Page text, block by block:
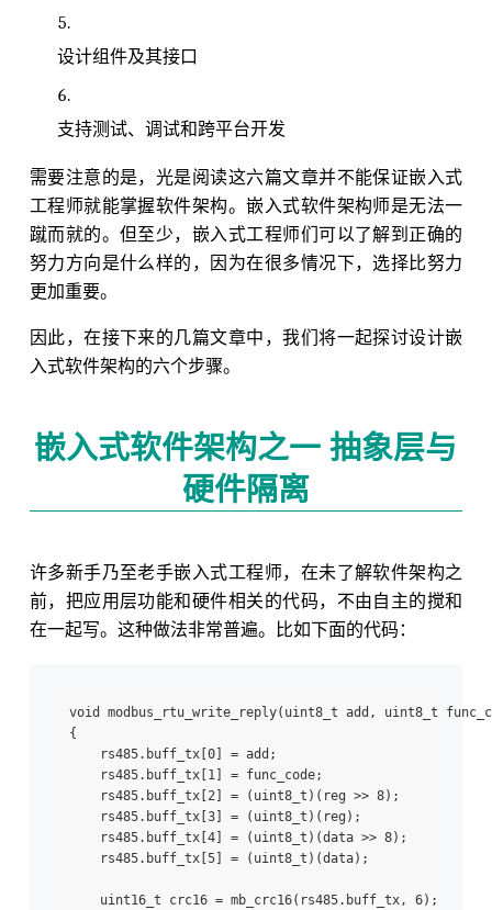
设计组件及其接口
支持测试、调试和跨平台开发
需要注意的是，光是阅读这六篇文章并不能保证嵌入式
工程师就能掌握软件架构。嵌入式软件架构师是无法一
蹴而就的。但至少，嵌入式工程师们可以了解到正确的
努力方向是什么样的，因为在很多情况下，选择比努力
更加重要。
因此，在接下来的几篇文章中，我们将一起探讨设计嵌
入式软件架构的六个步骤。
嵌入式软件架构之一 抽象层与
硬件隔离
许多新手乃至老手嵌入式工程师，在未了解软件架构之
前，把应用层功能和硬件相关的代码，不由自主的搅和
在一起写。这种做法非常普遍。比如下面的代码：
void modbus_rtu_write_reply(uint8_t add, uint8_t
{
rs485.buff_tx[0] = add;
rs485.buff_tx[1] = func_code;
rs485.buff_tx[2] = (uint8_t)(reg >> 8);
rs485.buff_tx[3] = (uint8_t)(reg);
rs485.buff_tx[4] = (uint8_t)(data >> 8);
rs485.buff_tx[5] = (uint8_t)(data);
uint16_t crc16 = mb_crc16(rs485.buff_tx, 6);